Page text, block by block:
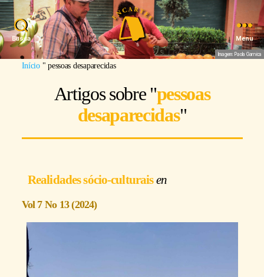
Busca Menu
Imagem: Paola Garnica
Início"pessoas desaparecidas
Artigos sobre "pessoas
desaparecidas"
Realidades sócio-culturais
Vol 7 No 13 (2024)